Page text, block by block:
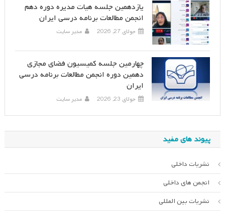
یازدهمین جلسه هیات مدیره دوره دهم
انجمن مطالعات برنامه درسی ایران
جولای 27, 2026 مدیر سایت
چهارمین جلسه کمیسیون فضای مجازی
دهمین دوره انجمن مطالعات برنامه درسی
ایران
جولای 23, 2026 مدیر سایت
پیوند های مفید
نشریات داخلی
انجمن های داخلی
نشریات بین المللی